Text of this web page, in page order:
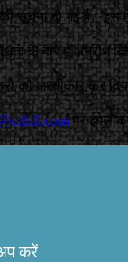
सूचना दी गई है।
के बारे में अनुरोध
को अस्वीकार कर
पर ईमेल
करें